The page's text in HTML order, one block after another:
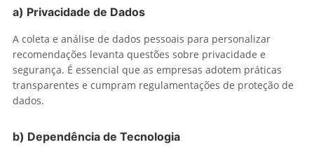
a) Privacidade de Dados
A coleta e análise de dados pessoais para personalizar
recomendações levanta questões sobre privacidade e
segurança. É essencial que as empresas adotem práticas
transparentes e cumpram regulamentações de proteção de
dados.
b) Dependência de Tecnologia